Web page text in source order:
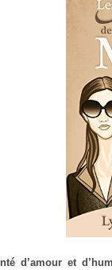
d’amour et